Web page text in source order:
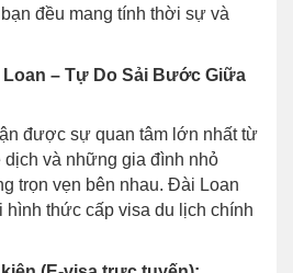
đều mang tính thời sự và
– Tự Do Sải Bước Giữa
được sự quan tâm lớn nhất từ
dịch và những gia đình nhỏ
trọn vẹn bên nhau. Đài Loan
hình thức cấp visa du lịch chính